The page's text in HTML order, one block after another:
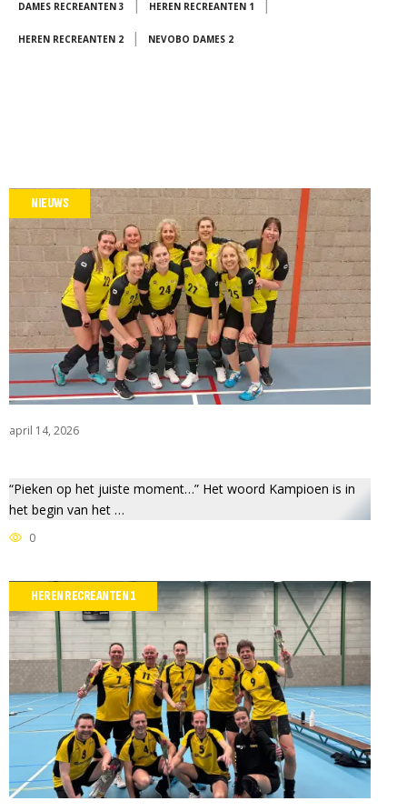
DAMES RECREANTEN 3 | HEREN RECREANTEN 1 |
HEREN RECREANTEN 2 | NEVOBO DAMES 2
NIEUWS
april 14, 2026
“Pieken op het juiste moment…” Het woord Kampioen is in
het begin van het …
0
HEREN RECREANTEN 1